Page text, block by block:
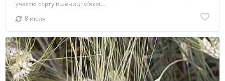
участю сорту пшениці м’якої...
8 июля